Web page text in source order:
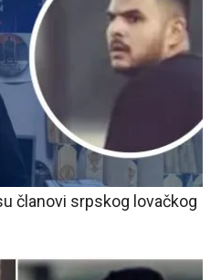
članovi srpskog lovačkog